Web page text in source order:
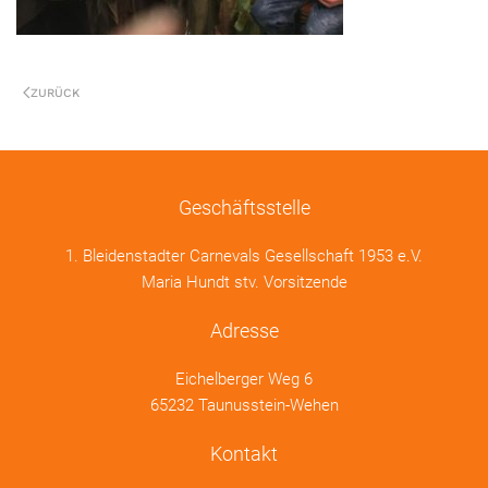
ZURÜCK
Geschäftsstelle
1. Bleidenstadter Carnevals Gesellschaft 1953 e.V.
Maria Hundt stv. Vorsitzende
Adresse
Eichelberger Weg 6
65232 Taunusstein-Wehen
Kontakt